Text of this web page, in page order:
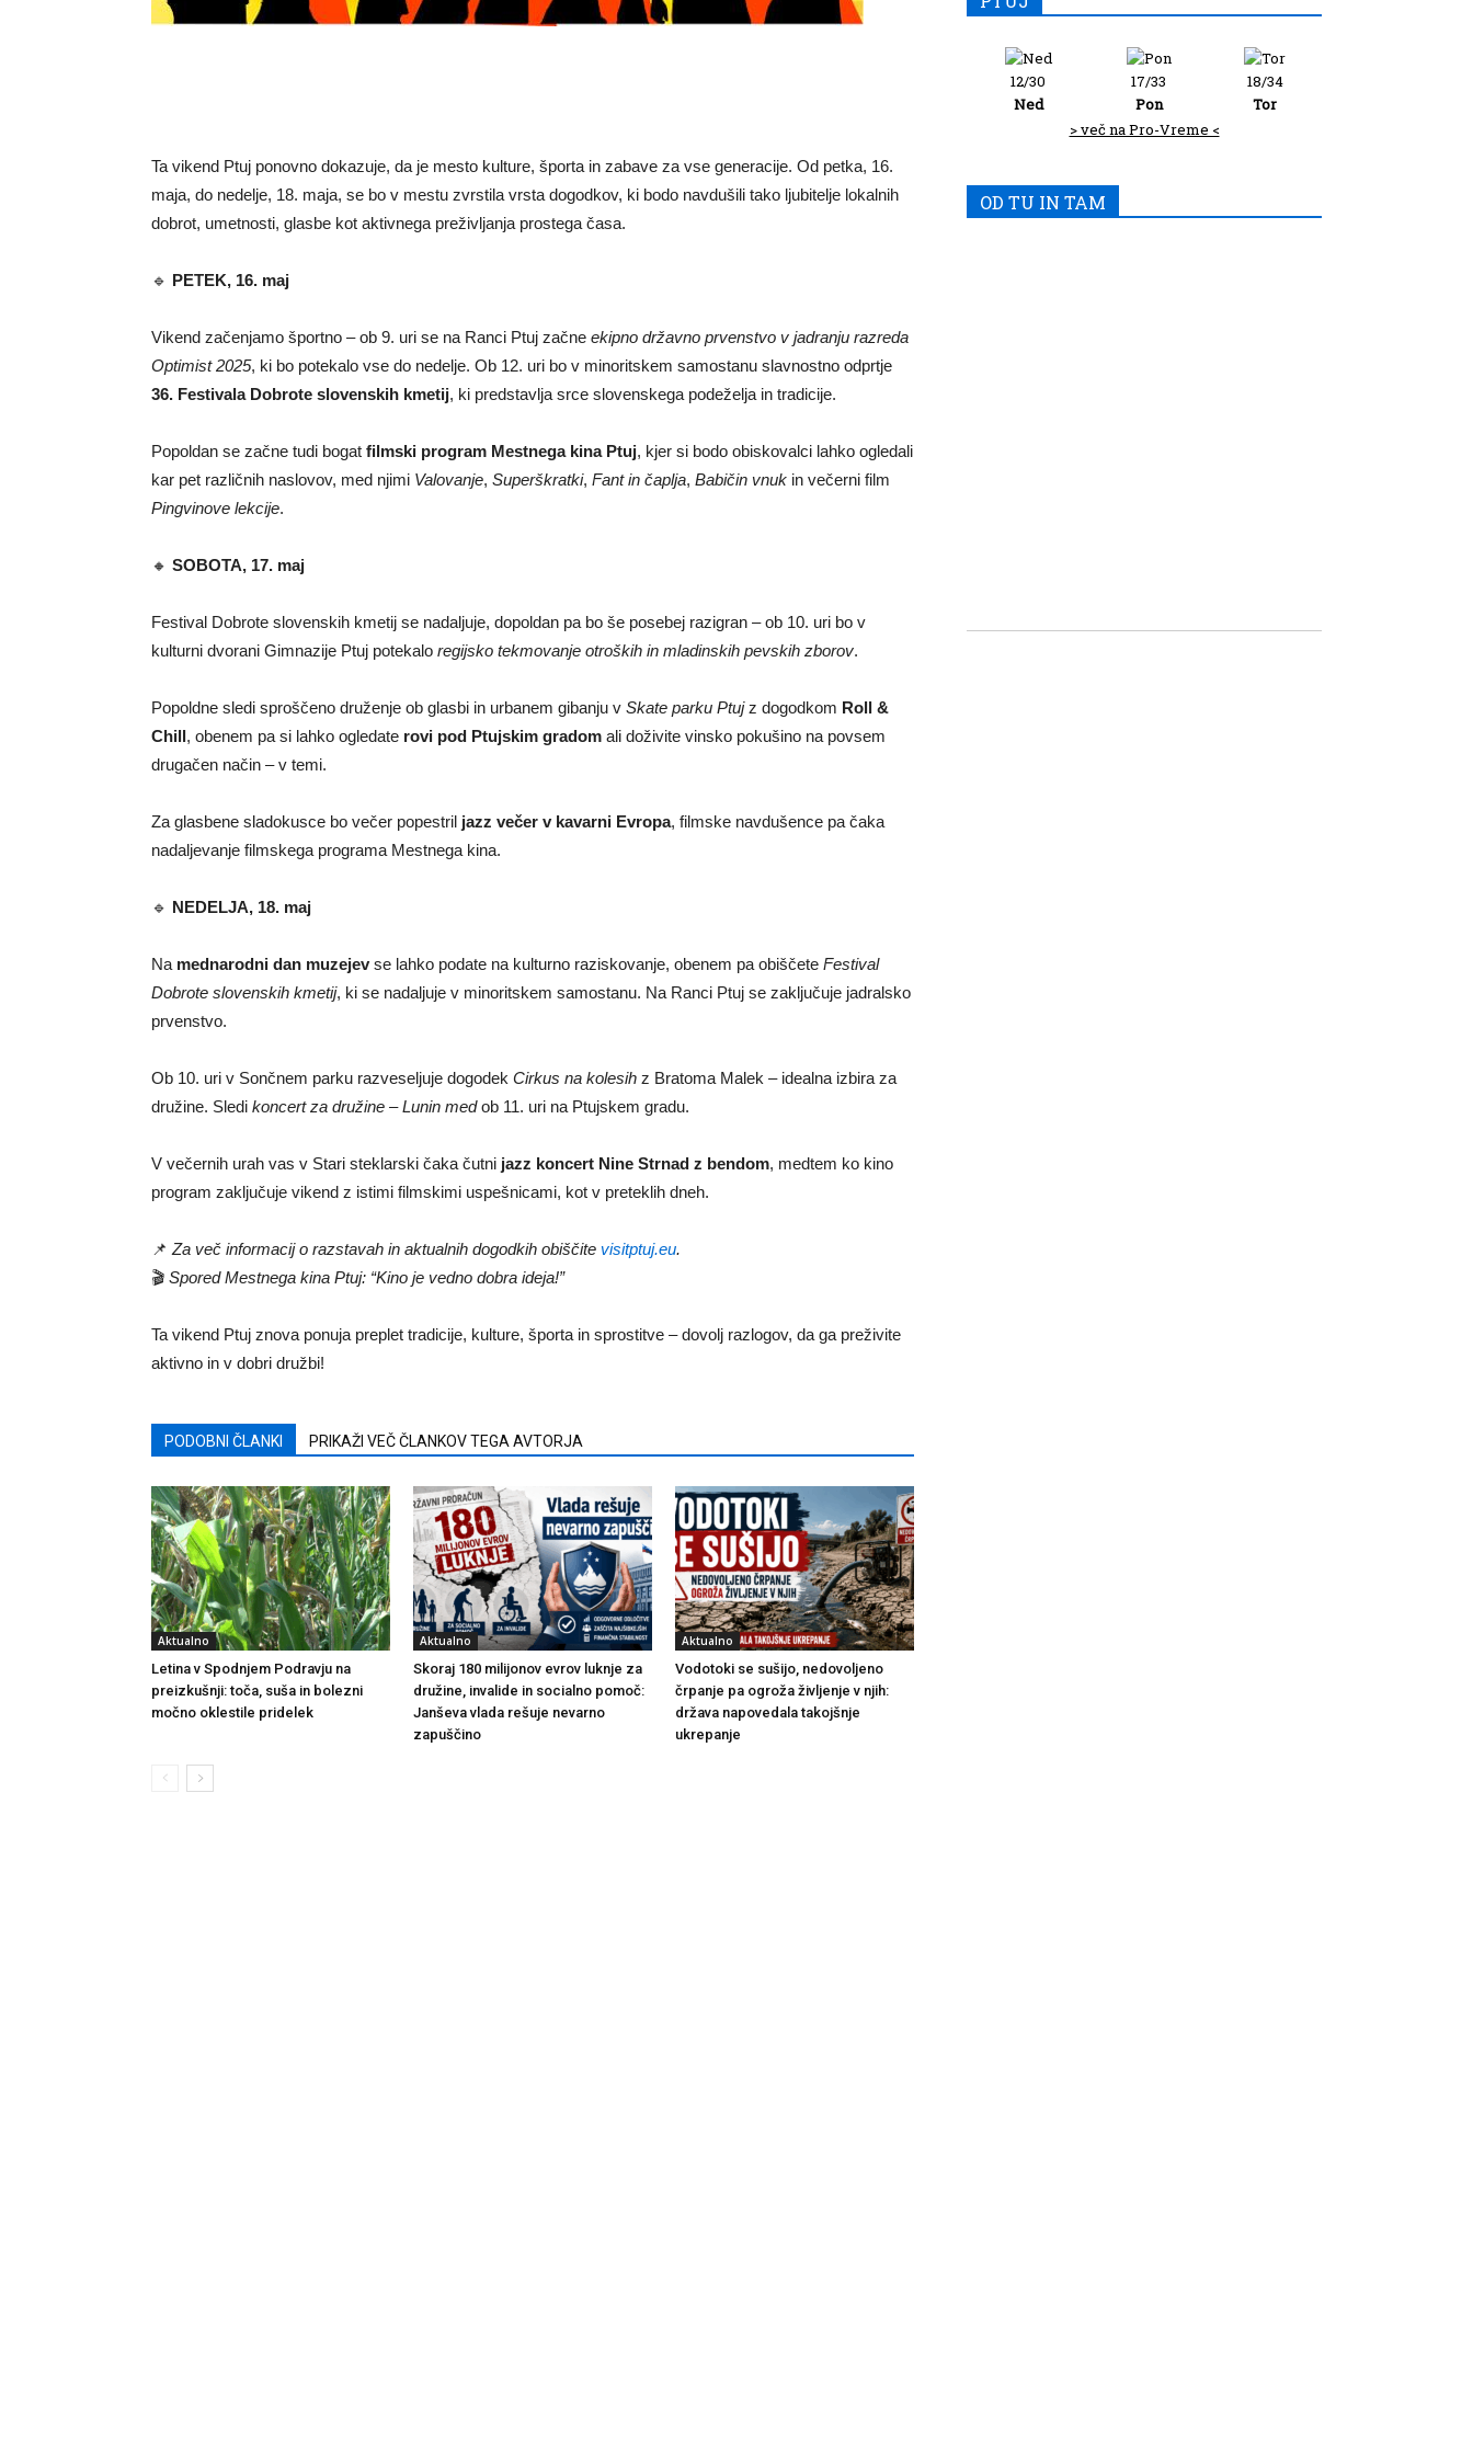
Ta vikend Ptuj ponovno dokazuje, da je mesto kulture, športa in zabave za vse generacije. Od petka, 16.
maja, do nedelje, 18. maja, se bo v mestu zvrstila vrsta dogodkov, ki bodo navdušili tako ljubitelje lokalnih
dobrot, umetnosti, glasbe kot aktivnega preživljanja prostega časa.
🔹 PETEK, 16. maj
Vikend začenjamo športno –ob 9. uri se na Ranci Ptuj začne ekipno državno prvenstvo v jadranju razreda
Optimist2025, ki bo potekalo vse do nedelje. Ob 12. uri bo v minoritskem samostanu slavnostno odprtje
36. Festivala Dobrote slovenskih kmetij, ki predstavlja srce slovenskega podeželja in tradicije.
Popoldan se začne tudi bogat filmski program Mestnega kina Ptuj, kjer si bodo obiskovalci lahko ogledali
kar pet različnih naslovov, med njimi Valovanje, Superškratki, Fantin čaplja, Babičin vnuk in večerni film
Pingvinove lekcije.
🔸 SOBOTA, 17. maj
Festival Dobrote slovenskih kmetij se nadaljuje, dopoldan pa bo še posebej razigran –ob 10. uri bo v
kulturni dvorani Gimnazije Ptuj potekalo regijsko tekmovanje otroških in mladinskih pevskih zborov.
Popoldne sledi sproščeno druženje ob glasbi in urbanem gibanju v Skate parku Ptuj z dogodkom Roll &
Chill, obenem pa si lahko ogledate rovi pod Ptujskim gradom ali doživite vinsko pokušino na povsem
drugačen način –v temi.
Za glasbene sladokusce bo večer popestril jazz večer v kavarni Evropa, filmske navdušence pa čaka
nadaljevanje filmskega programa Mestnega kina.
🔹 NEDELJA, 18. maj
Na mednarodni dan muzejev se lahko podate na kulturno raziskovanje, obenem pa obiščete Festival
Dobrote slovenskih kmetij, ki se nadaljuje v minoritskem samostanu. Na Ranci Ptuj se zaključuje jadralsko
prvenstvo.
Ob 10. uri v Sončnem parku razveseljuje dogodek Cirkus na kolesih z Bratoma Malek – idealna izbira za
družine. Sledi koncertza družine –Lunin med ob 11. uri na Ptujskem gradu.
V večernih urah vas v Stari steklarski čaka čutni jazz koncert Nine Strnad z bendom, medtem ko kino
program zaključuje vikend z istimi filmskimi uspešnicami, kot v preteklih dneh.
📌 Za več informacijo razstavah in aktualnih dogodkih obiščite visitptuj.eu.
🎬 SporedMestnega kina Ptuj: “Kino je vedno dobra ideja!”
Ta vikend Ptuj znova ponuja preplet tradicije, kulture, športa in sprostitve –dovolj razlogov, da ga preživite
aktivno in v dobri družbi!
PODOBNI ČLANKI PRIKAŽI VEČ ČLANKOV TEGA AVTORJA
Aktualno
Letina v Spodnjem Podravju na
preizkušnji: toča, suša in bolezni
močno oklestile pridelek
Aktualno
Skoraj 180 milijonov evrov luknje za
družine, invalide in socialno pomoč:
Janševa vlada rešuje nevarno
zapuščino
Aktualno
Vodotoki se sušijo, nedovoljeno
črpanje pa ogroža življenje v njih:
država napovedala takojšnje
ukrepanje
12/30
Ned
17/33
Pon
18/34
Tor
> več na Pro-Vreme <
OD TU IN TAM